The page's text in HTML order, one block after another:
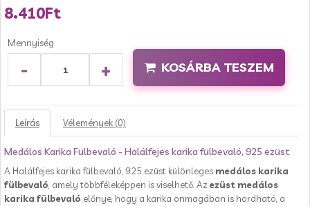
8.410Ft
Mennyiség
- + KOSÁRBA TESZEM
Leírás Vélemények (0)
Medálos Karika Fülbevaló - Halálfejes karika fülbevaló, 925 ezüst
A Halálfejes karika fülbevaló, 925 ezüst különleges medálos karika
fülbevaló , amely többféleképpen is viselhető. Az ezüst medálos
karika fülbevaló előnye, hogy a karika önmagában is hordható, a